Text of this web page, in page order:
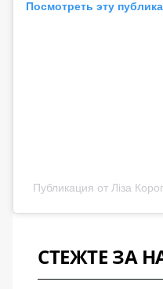
Посмотреть эту
Публикация от Ліза
СТЕЖТЕ ЗА